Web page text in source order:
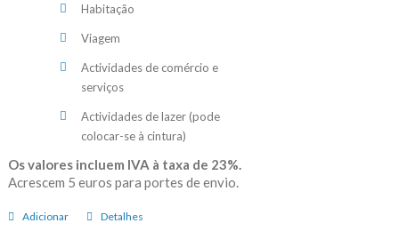
Habitação
Viagem
Actividades de comércio e
serviços
Actividades de lazer (pode
colocar-se à cintura)
Os valores incluem IVA à taxa de 23%.
Acrescem 5 euros para portes de envio.
Adicionar Detalhes